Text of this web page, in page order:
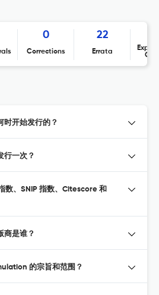
0
Corrections
22
Errata
开始发行的？
行一次？
数、SNIP 指数、Citescore 和
商是谁？
的宗旨和范围？